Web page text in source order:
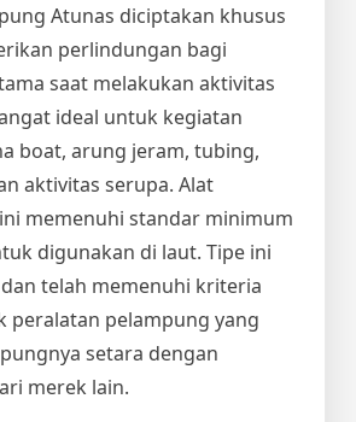
Atunas diciptakan khusus
perlindungan bagi
saat melakukan aktivitas
ideal untuk kegiatan
boat, arung jeram, tubing,
aktivitas serupa. Alat
memenuhi standar minimum
digunakan di laut. Tipe ini
telah memenuhi kriteria
peralatan pelampung yang
setara dengan
merek lain.